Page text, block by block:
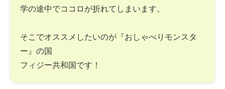
学の途中でココロが折れてしまいます。
そこでオススメしたいのが『おしゃべりモンスタ
ー』の国
フィジー共和国です！